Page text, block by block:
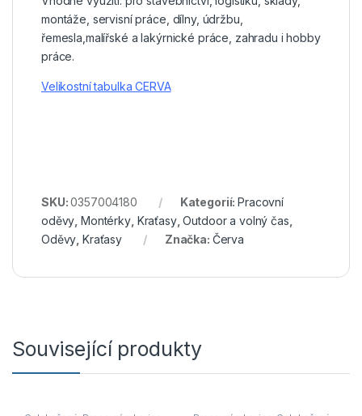
montáže, servisní práce, dílny, údržbu,
řemesla,malířské a lakýrnické práce, zahradu i hobby
práce.
Velikostní tabulka CERVA
SKU:0357004180 Kategorií:Pracovní
oděvy ,Montérky, Kraťasy,Outdoor a volný čas
Oděvy ,Kraťasy Značka: Červa
Související produkty